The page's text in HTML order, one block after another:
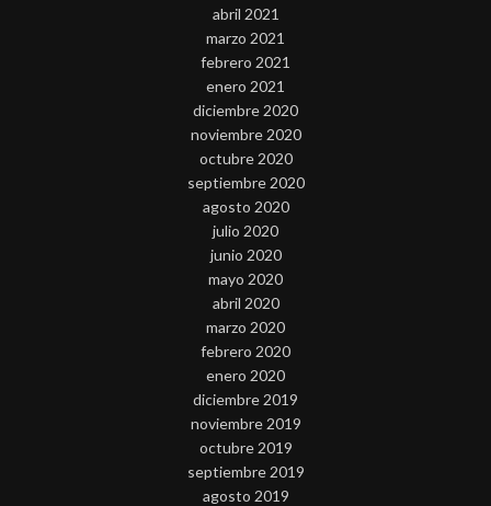
abril 2021
marzo 2021
febrero 2021
enero 2021
diciembre 2020
noviembre 2020
octubre 2020
septiembre 2020
agosto 2020
julio 2020
junio 2020
mayo 2020
abril 2020
marzo 2020
febrero 2020
enero 2020
diciembre 2019
noviembre 2019
octubre 2019
septiembre 2019
agosto 2019